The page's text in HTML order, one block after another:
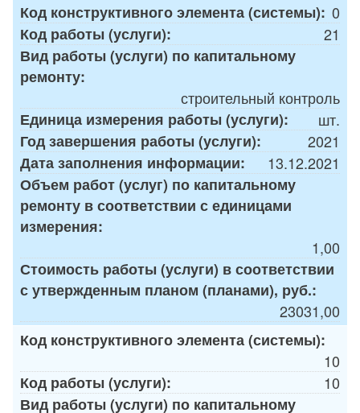
Код конструктивного элемента (системы): 0
Код работы (услуги):
21
Вид работы (услуги) по капитальному
ремонту:
строительный контроль
Единица измерения работы (услуги):
шт.
Год завершения работы (услуги):
2021
Дата заполнения информации:
13.12.2021
Объем работ (услуг) по капитальному
ремонту в соответствии с единицами
измерения:
1,00
Стоимость работы (услуги) в соответствии
с утвержденным планом (планами), руб.:
23031,00
Код конструктивного элемента (системы):
10
Код работы (услуги):
10
Вид работы (услуги) по капитальному